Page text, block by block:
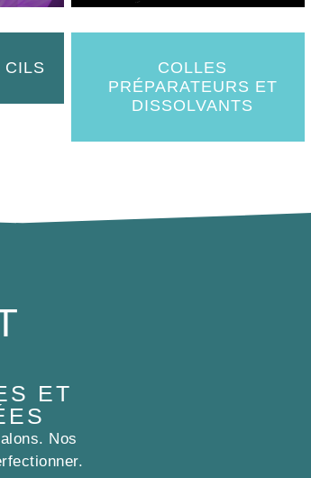
CILS
COLLES
PRÉPARATEURS ET
DISSOLVANTS
ET
Nos